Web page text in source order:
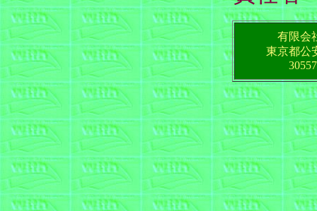
有限
東京都公